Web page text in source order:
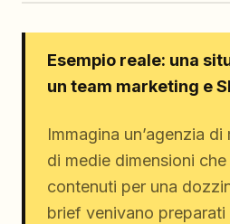
Esempio reale: una
un team marketing e
Immagina un’agenzia
di medie dimensioni
contenuti per una
brief venivano